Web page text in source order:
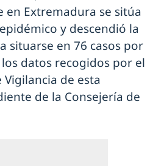
en Extremadura se sitúa
y descendió la
situarse en 76 casos por
datos recogidos por el
Vigilancia de esta
de la Consejería de